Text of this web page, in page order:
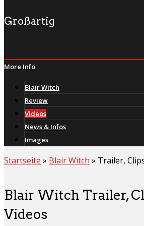
Großartig
More Info
Blair Witch
Review
Videos
News & Infos
Images
Startseite » Blair Witch » Trailer,
Blair Witch Trailer,
Videos